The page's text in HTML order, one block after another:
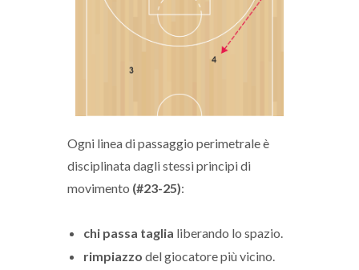
Ogni linea di passaggio perimetrale è
disciplinata dagli stessi principi di
movimento (#23-25):
chi passa taglia liberando lo spazio.
rimpiazzo del giocatore più vicino.